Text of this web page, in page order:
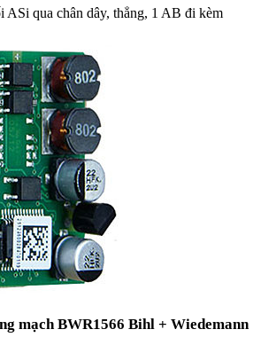
ASi qua chân dây, thẳng, 1 AB đi kèm
mạch BWR1566 Bihl + Wiedemann